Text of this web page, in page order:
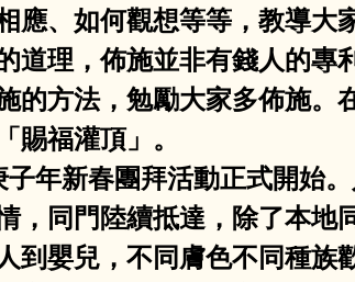
應、如何觀想等等，教導大
道理，佈施並非有錢人的
的方法，勉勵大家多佈施。
賜福灌頂」。
年新春團拜活動正式開始
，同門陸續抵達，除了本地
到嬰兒，不同膚色不同種族